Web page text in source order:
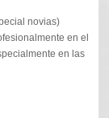
novias)
en el
en las